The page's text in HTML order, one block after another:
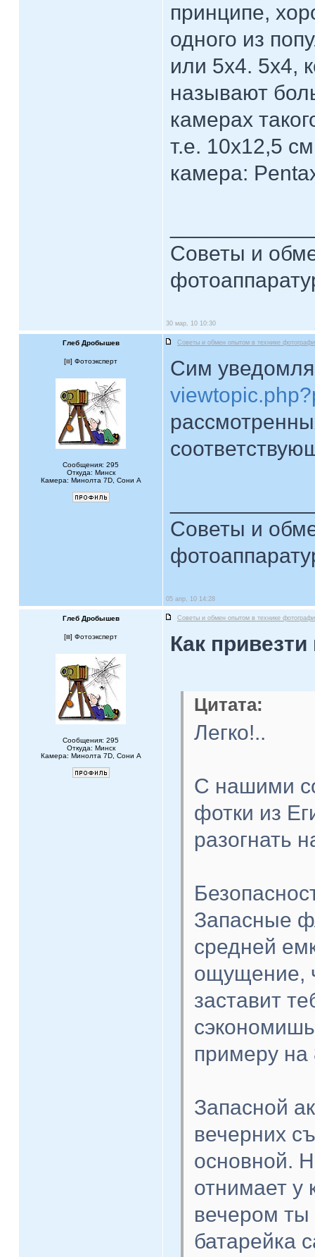
принципе,
одного из
или 5х4. 5х4,
называют
камерах
т.е. 10х12,5
камера:
Советы и
30 мар, 10 10:30
Глеб Дробышев Советы и обмен опытом в технике
[ ] Фотоэксперт
Сообщения: 295
Откуда: Минск
Камера: Минолта 7D, Сони А
Сим
Советы и
05 апр, 10 14:28
Глеб Дробышев Советы и обмен опытом в технике
[ ] Фотоэксперт
Сообщения: 295
Откуда: Минск
Камера: Минолта 7D, Сони А
Как
Цитата:
Легко!..
С нашими
фотки из
разогнать
Запасные
средней
ощущение,
заставит
примеру
Запасной
вечерних
основной.
отнимает у
вечером ты
батарейка